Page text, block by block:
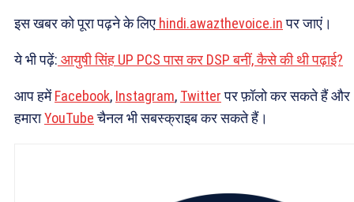
इस खबर को पूरा पढ़ने के लिए hindi.awazthevoice.inपर जाएं।
ये भी पढ़ें: आयुषी सिंह UP PCS पास कर DSP बनीं, कैसे की थी पढ़ाई?
आप हमेंFacebook, Instagram, Twitterपर फ़ॉलो कर सकते हैं और
हमाराYouTubeचैनल भी सबस्क्राइब कर सकते हैं।